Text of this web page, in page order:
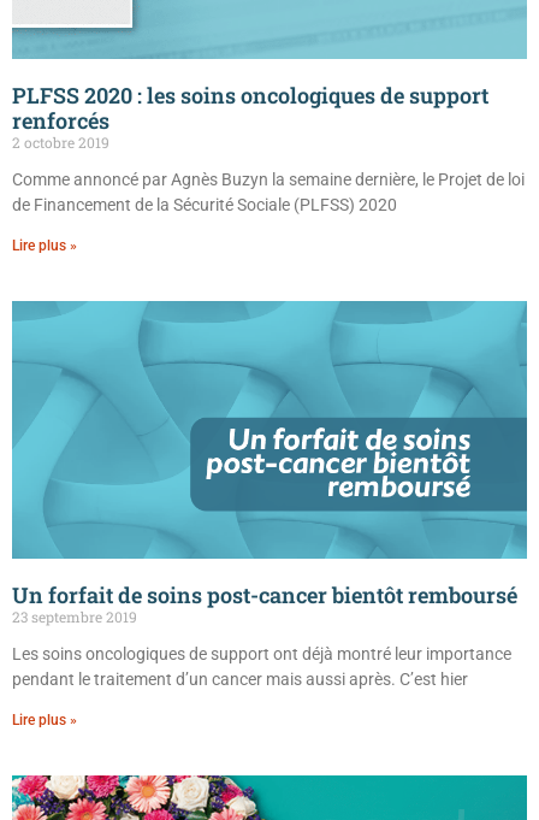
PLFSS 2020 : les soins oncologiques de support
renforcés
2 octobre 2019
Comme annoncé par Agnès Buzyn la semaine dernière, le Projet de loi
de Financement de la Sécurité Sociale (PLFSS) 2020
Lire plus »
Un forfait de soins post-cancer bientôt remboursé
23 septembre 2019
Les soins oncologiques de support ont déjà montré leur importance
pendant le traitement d’un cancer mais aussi après. C’est hier
Lire plus »